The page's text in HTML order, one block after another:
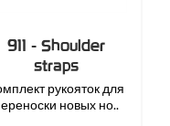
911 - Shoulder
straps
рукояток для
новых но..